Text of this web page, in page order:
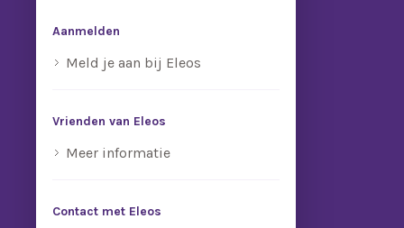
Aanmelden
Meld je aan bij Eleos
Vrienden van Eleos
Meer informatie
Contact met Eleos